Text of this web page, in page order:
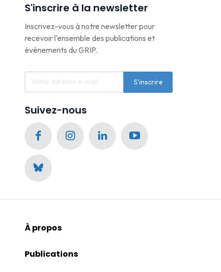
S'inscrire à la newsletter
Inscrivez-vous à notre newsletter pour
recevoir l'ensemble des publications et
événements du GRIP.
S'inscrire
Suivez-nous
À propos
Publications